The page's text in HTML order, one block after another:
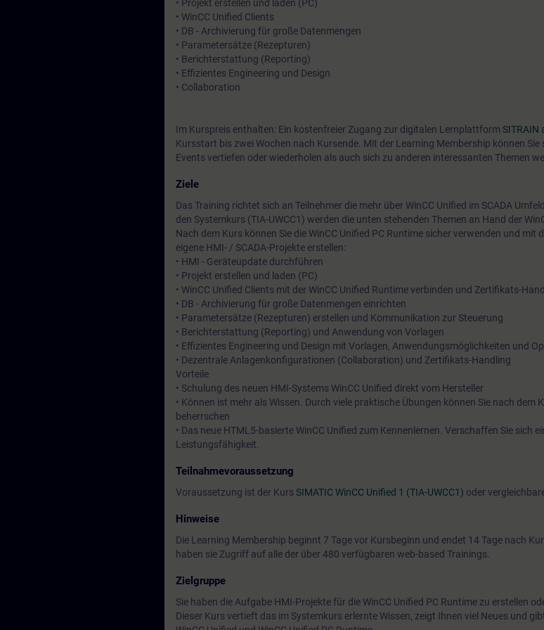
• Projekt erstellen und laden (PC)
• WinCC Unified Clients
• DB - Archivierung für große Datenmengen
• Parametersätze (Rezepturen)
• Berichterstattung (Reporting)
• Effizientes Engineering und Design
• Collaboration
Im Kurspreis enthalten: Ein kostenfreier Zugang zur digitalen Lernplattform SITRAIN
Kursstart bis zwei Wochen nach Kursende. Mit der Learning Membership können
Events vertiefen oder wiederholen als auch sich zu anderen interessanten Themen
Ziele
Das Training richtet sich an Teilnehmer die mehr über WinCC Unified im SCADA
den Systemkurs (TIA-UWCC1) werden die unten stehenden Themen an Hand der
Nach dem Kurs können Sie die WinCC Unified PC Runtime sicher verwenden und mit
eigene HMI- / SCADA-Projekte erstellen:
• HMI - Geräteupdate durchführen
• Projekt erstellen und laden (PC)
• WinCC Unified Clients mit der WinCC Unified Runtime verbinden und Zertifikats-
• DB - Archivierung für große Datenmengen einrichten
• Parametersätze (Rezepturen) erstellen und Kommunikation zur Steuerung
• Berichterstattung (Reporting) und Anwendung von Vorlagen
• Effizientes Engineering und Design mit Vorlagen, Anwendungsmöglichkeiten und
• Dezentrale Anlagenkonfigurationen (Collaboration) und Zertifikats-Handling
Vorteile
• Schulung des neuen HMI-Systems WinCC Unified direkt vom Hersteller
• Können ist mehr als Wissen. Durch viele praktische Übungen können Sie nach dem
beherrschen
• Das neue HTML5-basierte WinCC Unified zum Kennenlernen. Verschaffen Sie sich
Leistungsfähigkeit.
Teilnahmevoraussetzung
Voraussetzung ist der Kurs SIMATIC WinCC Unified 1 (TIA-UWCC1) oder
Hinweise
Die Learning Membership beginnt 7 Tage vor Kursbeginn und endet 14 Tage nach
haben sie Zugriff auf alle der über 480 verfügbaren web-based Trainings.
Zielgruppe
Sie haben die Aufgabe HMI-Projekte für die WinCC Unified PC Runtime zu erstellen
Dieser Kurs vertieft das im Systemkurs erlernte Wissen, zeigt Ihnen viel Neues und